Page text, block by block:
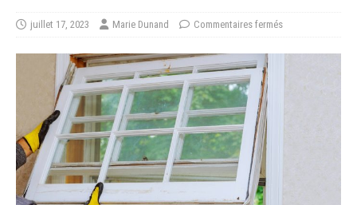
juillet 17, 2023 Marie Dunand Commentaires fermés